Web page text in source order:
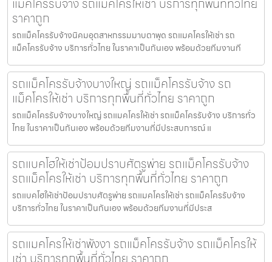
ราคาถูก
รถแม็คโครรับจ้างนิคมอุตสาหกรรมมาบตาพุด รถแมคโครให้เช่า รถ
แม็คโครรับจ้าง บริการทั่วไทย ในราคาเป็นกันเอง พร้อมด้วยทีมงานที
รถแม็คโครรับจ้างบางใหญ่ รถแม็คโครรับจ้าง รถ
แม็คโครให้เช่า บริการทุกพื้นที่ทั่วไทย ราคาถูก
รถแม็คโครรับจ้างบางใหญ่ รถแมคโครให้เช่า รถแม็คโครรับจ้าง บริการทั่ว
ไทย ในราคาเป็นกันเอง พร้อมด้วยทีมงานที่มีประสบการณ์ แ
รถแบคโฮให้เช่าป้อมปราบศัตรูพ่าย รถแม็คโครรับจ้าง
รถแม็คโครให้เช่า บริการทุกพื้นที่ทั่วไทย ราคาถูก
รถแบคโฮให้เช่าป้อมปราบศัตรูพ่าย รถแมคโครให้เช่า รถแม็คโครรับจ้าง
บริการทั่วไทย ในราคาเป็นกันเอง พร้อมด้วยทีมงานที่มีประส
รถแมคโครให้เช่าพังงา รถแม็คโครรับจ้าง รถแม็คโครให้